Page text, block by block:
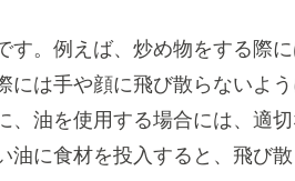
す。例えば、炒め物をする際
には手や顔に飛び散らないよ
、油を使用する場合には、適
油に食材を投入すると、飛び